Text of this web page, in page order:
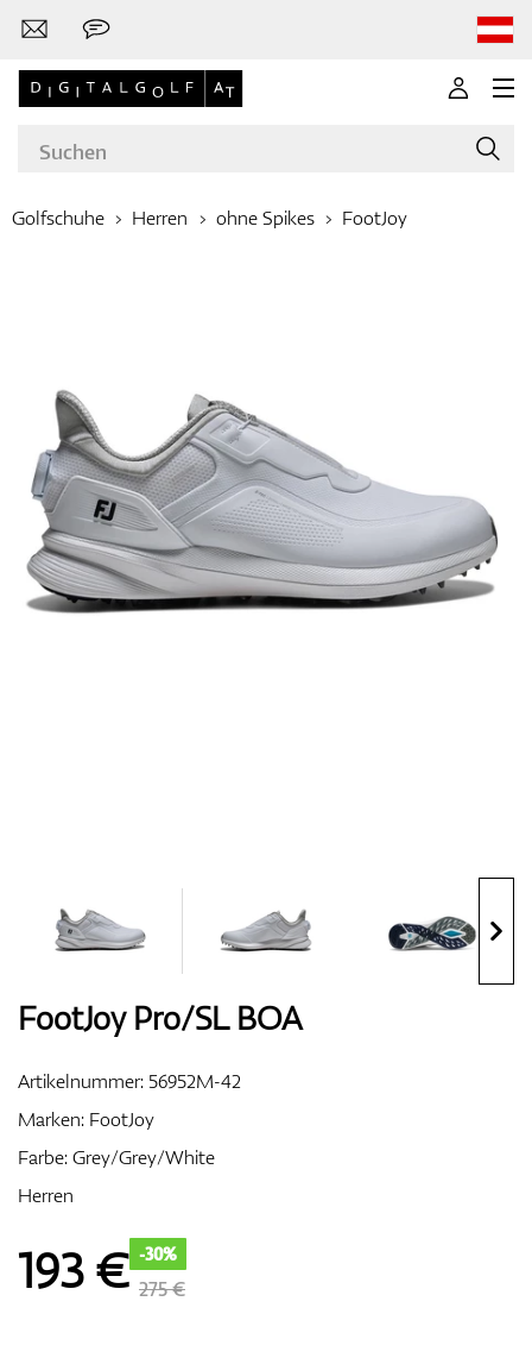
Bekleidung
Handschuhe
Bags
Entfernungsmesser & GPS
Golfschuhe Herren ohne Spikes FootJoy
FootJoy Pro/SL BOA
Artikelnummer:56952M-42
Marken: FootJoy
Farbe: Grey/Grey/White
Herren
193€ -30%
275 €